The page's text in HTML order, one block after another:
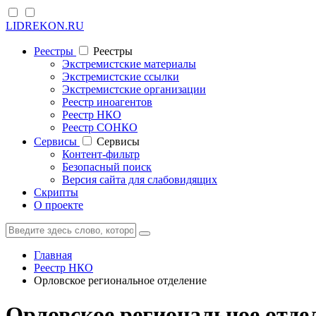
LIDREKON.RU
Реестры
Реестры
Экстремистские материалы
Экстремистские ссылки
Экстремистские организации
Реестр иноагентов
Реестр НКО
Реестр СОНКО
Cервисы
Cервисы
Контент-фильтр
Безопасный поиск
Версия сайта для слабовидящих
Скрипты
О проекте
Главная
Реестр НКО
Орловское региональное отделение